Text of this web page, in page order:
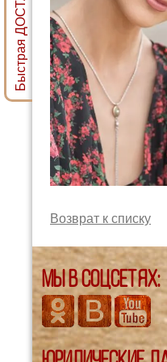
Возврат к списку
Мы в соцсетях: